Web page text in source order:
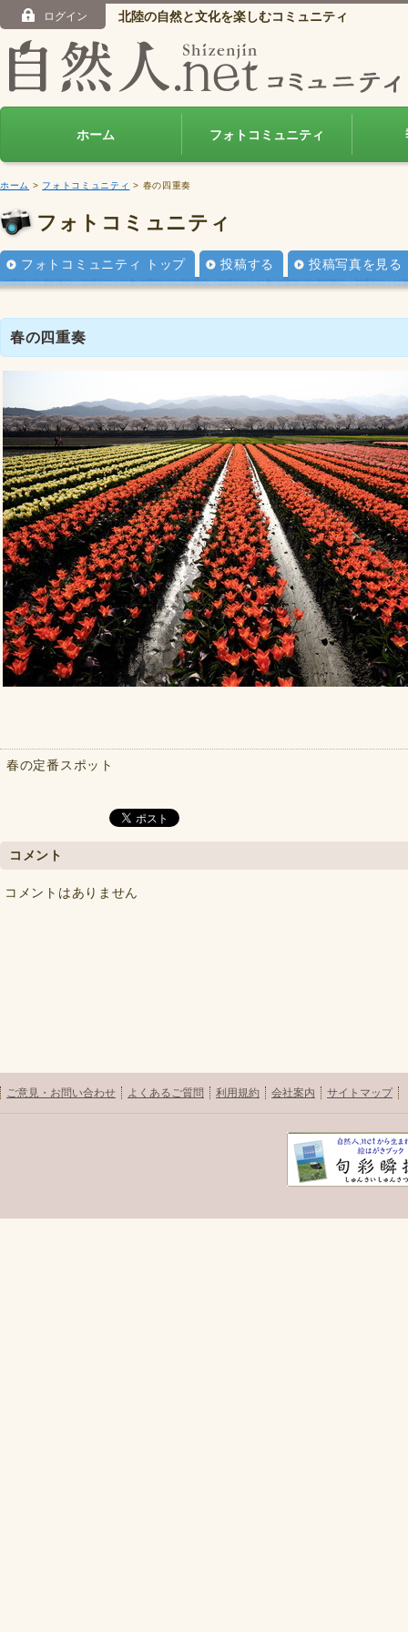
ログイン 北陸の自然と文化を楽しむコミュニティ
ホーム フォトコミュニティ
ホーム > フォトコミュニティ > 春の四重奏
フォトコミュニティ
フォトコミュニティ トップ 投稿する 投稿写真を見る
春の四重奏
春の定番スポット
コメント
コメントはありません
ご意見・お問い合わせ よくあるご質問 利用規約 会社案内 サイトマップ